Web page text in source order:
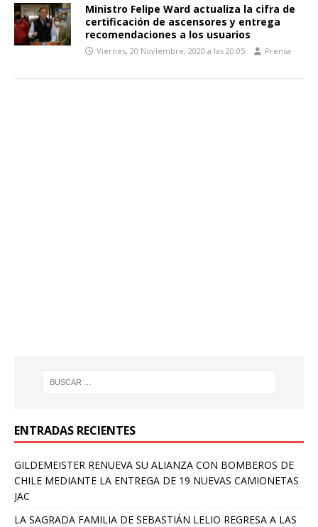
Ministro Felipe Ward actualiza la cifra de
certificación de ascensores y entrega
recomendaciones a los usuarios
Viernes, 20 Noviembre, 2020 a las 20:05 Prensa
ENTRADAS RECIENTES
GILDEMEISTER RENUEVA SU ALIANZA CON BOMBEROS DE
CHILE MEDIANTE LA ENTREGA DE 19 NUEVAS CAMIONETAS
JAC
LA SAGRADA FAMILIA DE SEBASTIÁN LELIO REGRESA A LAS